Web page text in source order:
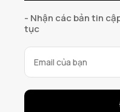
- Nhận các bản tin
tục